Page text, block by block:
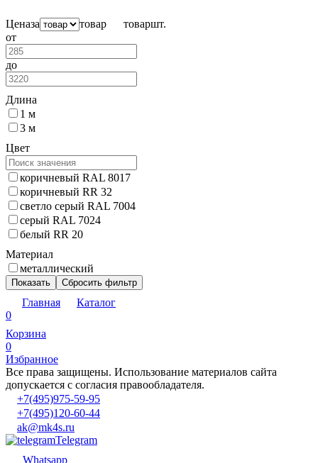
Ценаза товар товаршт.
от
до
Длина
1 м
3 м
Цвет
коричневый RAL 8017
коричневый RR 32
светло серый RAL 7004
серый RAL 7024
белый RR 20
Материал
металлический
Показать Сбросить фильтр
Главная
Каталог
0
Корзина
0
Избранное
Все права защищены. Использование материалов сайта
допускается с согласия правообладателя.
+7(495)975-59-95
+7(495)120-60-44
ak@mk4s.ru
Telegram
Whatsapp